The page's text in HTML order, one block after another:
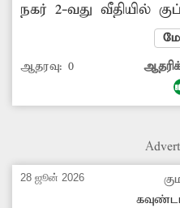
நகர் 2-வது வீதியில்
தீ வைத்து
பகுதியில் வசிக்கும்
மூச்சுத்திணறல்
பாதிப்புகள்
எனவே சம்பந்தப்பட்ட
நடவடிக்கை எடுக்க
ஆதரவு: 0
28 ஜூன் 2026